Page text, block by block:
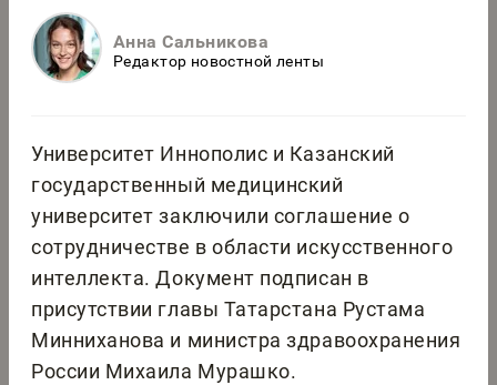
Анна Сальникова
Редактор новостной ленты
Университет Иннополис и Казанский
государственный медицинский
университет заключили соглашение о
сотрудничестве в области искусственного
интеллекта. Документ подписан в
присутствии главы Татарстана Рустама
Минниханова и министра здравоохранения
России Михаила Мурашко.